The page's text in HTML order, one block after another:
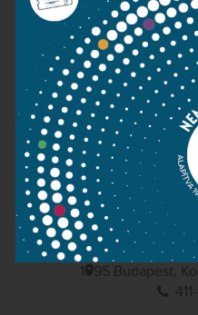
1095 Budapest,